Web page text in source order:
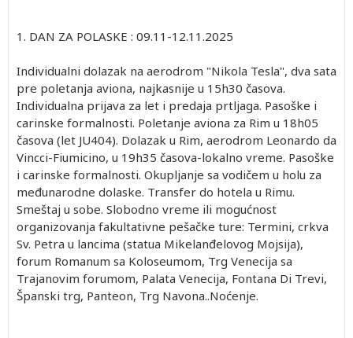
1. DAN ZA POLASKE : 09.11-12.11.2025
Individualni dolazak na aerodrom "Nikola Tesla", dva sata
pre poletanja aviona, najkasnije u 15h30 časova.
Individualna prijava za let i predaja prtljaga. Pasoške i
carinske formalnosti. Poletanje aviona za Rim u 18h05
časova (let JU404). Dolazak u Rim, aerodrom Leonardo da
Vincci-Fiumicino, u 19h35 časova-lokalno vreme. Pasoške
i carinske formalnosti. Okupljanje sa vodičem u holu za
međunarodne dolaske. Transfer do hotela u Rimu.
Smeštaj u sobe. Slobodno vreme ili mogućnost
organizovanja fakultativne pešačke ture: Termini, crkva
Sv. Petra u lancima (statua Mikelanđelovog Mojsija),
forum Romanum sa Koloseumom, Trg Venecija sa
Trajanovim forumom, Palata Venecija, Fontana Di Trevi,
Španski trg, Panteon, Trg Navona..Noćenje.